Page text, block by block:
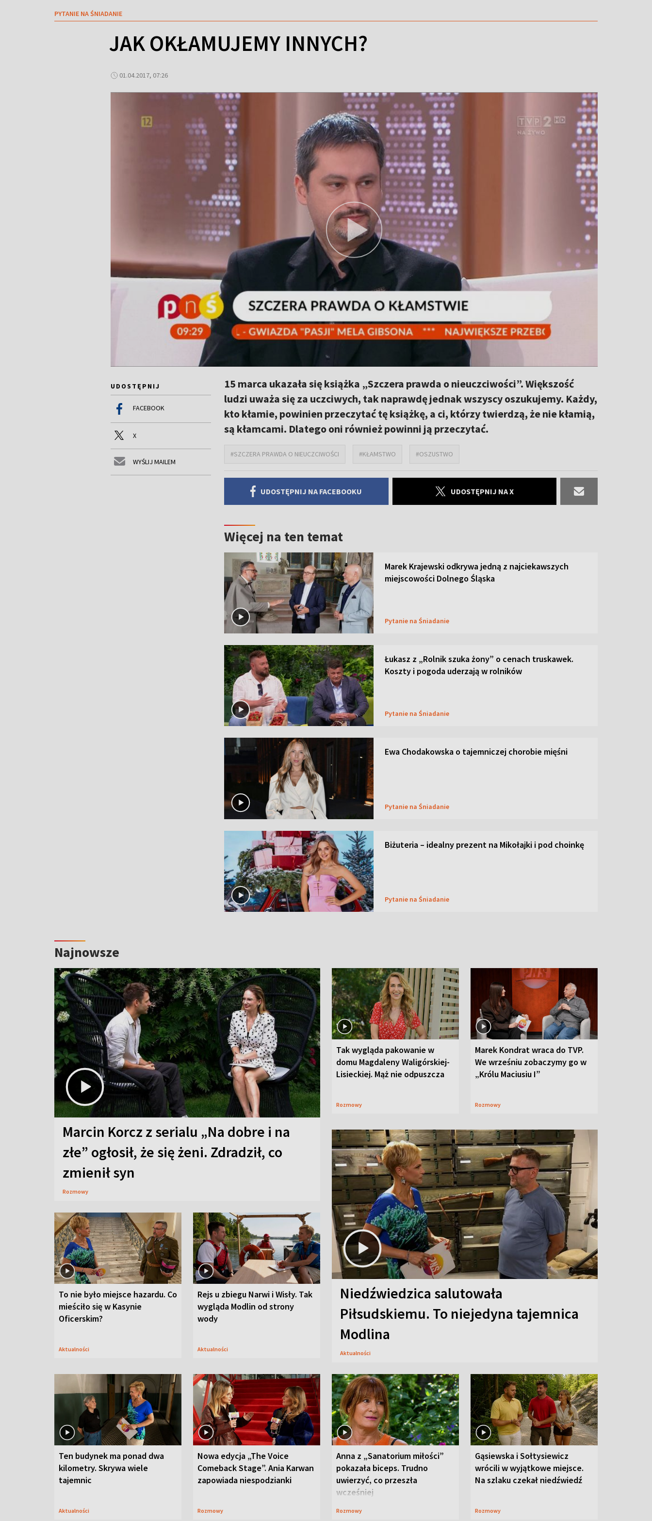
PYTANIE NA ŚNIADANIE
JAK OKŁAMUJEMY INNYCH?
01.04.2017, 07:26
UDOSTĘPNIJ
FACEBOOK
X
WYŚLIJ MAILEM
15 marca ukazała się książka „Szczera prawda o nieuczciwości”. Większość
ludzi uważa się za uczciwych, tak naprawdę jednak wszyscy oszukujemy. Każdy,
kto kłamie, powinien przeczytać tę książkę, a ci, którzy twierdzą, że nie kłamią,
są kłamcami. Dlatego oni również powinni ją przeczytać.
#SZCZERA PRAWDA O NIEUCZCIWOŚCI #KŁAMSTWO #OSZUSTWO
UDOSTĘPNIJ NA FACEBOOKU UDOSTĘPNIJ NA X
Więcej na ten temat
Marek Krajewski odkrywa jedną z najciekawszych
miejscowości Dolnego Śląska
Pytanie na Śniadanie
Łukasz z „Rolnik szuka żony” o cenach truskawek.
Koszty i pogoda uderzają w rolników
Pytanie na Śniadanie
Ewa Chodakowska o tajemniczej chorobie mięśni
Pytanie na Śniadanie
Biżuteria – idealny prezent na Mikołajki i pod choinkę
Pytanie na Śniadanie
Najnowsze
Marcin Korcz z serialu „Na dobre i na
złe” ogłosił, że się żeni. Zdradził, co
zmienił syn
Rozmowy
Tak wygląda pakowanie w
domu Magdaleny Waligórskiej-
Lisieckiej. Mąż nie odpuszcza
Rozmowy
Marek Kondrat wraca do TVP.
We wrześniu zobaczymy go w
„Królu Maciusiu I”
Rozmowy
To nie było miejsce hazardu. Co
mieściło się w Kasynie
Oficerskim?
Aktualności
Rejs u zbiegu Narwi i Wisły. Tak
wygląda Modlin od strony
wody
Aktualności
Niedźwiedzica salutowała
Piłsudskiemu. To niejedyna tajemnica
Modlina
Aktualności
Ten budynek ma ponad dwa
kilometry. Skrywa wiele
tajemnic
Aktualności
Nowa edycja „The Voice
Comeback Stage”. Ania Karwan
zapowiada niespodzianki
Rozmowy
Anna z „Sanatorium miłości”
pokazała biceps. Trudno
uwierzyć, co przeszła
wcześniej
Rozmowy
Gąsiewska i Sołtysiewicz
wrócili w wyjątkowe miejsce.
Na szlaku czekał niedźwiedź
Rozmowy